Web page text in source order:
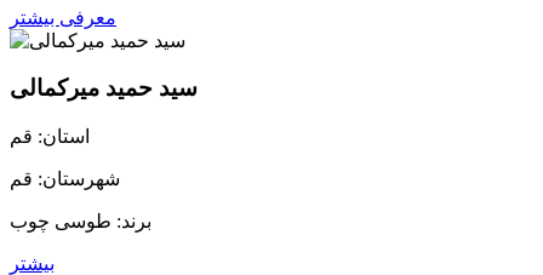
معرفی بیشتر
سید حمید میرکمالی
استان: قم
شهرستان: قم
برند: طوسی چوب
بیشتر